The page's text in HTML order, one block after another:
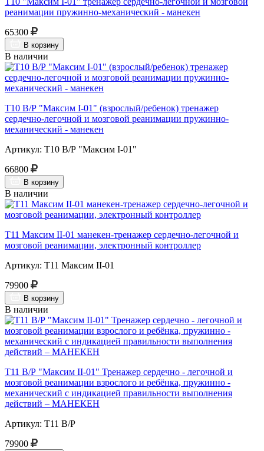
реанимации пружинно-механический - манекен
65300
В корзину
В наличии
Т10 В/Р "Максим I-01" (взрослый/ребенок) тренажер
сердечно-легочной и мозговой реанимации пружинно-
механический - манекен
Артикул: Т10 В/Р "Максим I-01"
66800
В корзину
В наличии
Т11 Максим II-01 манекен-тренажер сердечно-легочной и
мозговой реанимации, электронный контроллер
Артикул: Т11 Максим II-01
79900
В корзину
В наличии
Т11 В/Р "Максим II-01" Тренажер сердечно - легочной и
мозговой реанимации взрослого и ребёнка, пружинно -
механический с индикацией правильности выполнения
действий – МАНЕКЕН
Артикул: Т11 В/Р
79900